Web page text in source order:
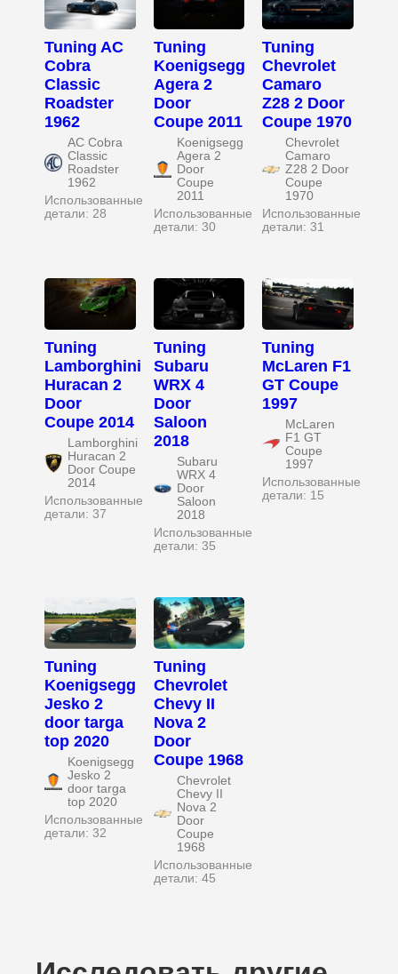
Tuning AC
Cobra
Classic
Roadster
1962
AC Cobra
Classic
Roadster
1962
Использованные
детали: 28
Tuning
Koenigsegg
Agera 2
Door
Coupe 2011
Koenigsegg
Agera 2
Door
Coupe
2011
Использованные
детали: 30
Tuning
Chevrolet
Camaro
Z28 2 Door
Coupe 1970
Chevrolet
Camaro
Z28 2 Door
Coupe
1970
Использованные
детали: 31
Tuning
Lamborghini
Huracan 2
Door
Coupe 2014
Lamborghini
Huracan 2
Door Coupe
2014
Использованные
детали: 37
Tuning
Subaru
WRX 4
Door
Saloon
2018
Subaru
WRX 4
Door
Saloon
2018
Использованные
детали: 35
Tuning
McLaren F1
GT Coupe
1997
McLaren
F1 GT
Coupe
1997
Использованные
детали: 15
Tuning
Koenigsegg
Jesko 2
door targa
top 2020
Koenigsegg
Jesko 2
door targa
top 2020
Использованные
детали: 32
Tuning
Chevrolet
Chevy II
Nova 2
Door
Coupe 1968
Chevrolet
Chevy II
Nova 2
Door
Coupe
1968
Использованные
детали: 45